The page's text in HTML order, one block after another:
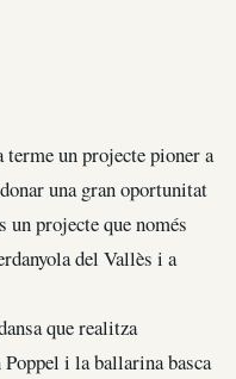
un projecte pioner a
una gran oportunitat
un projecte que només
del Vallès i a
que realitza
i la ballarina basca